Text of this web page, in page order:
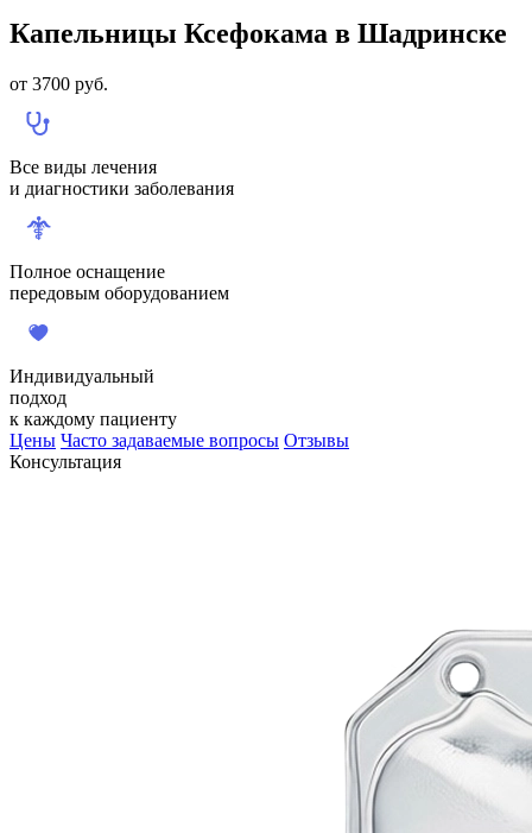
Капельницы Ксефокама в Шадринске
от 3700 руб.
Все виды лечения
и диагностики заболевания
Полное оснащение
передовым оборудованием
Индивидуальный
подход
к каждому пациенту
Цены Часто задаваемые вопросы Отзывы
Консультация